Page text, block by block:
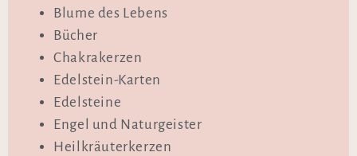
Blume des Lebens
Bücher
Chakrakerzen
Edelstein-Karten
Edelsteine
Engel und Naturgeister
Heilkräuterkerzen